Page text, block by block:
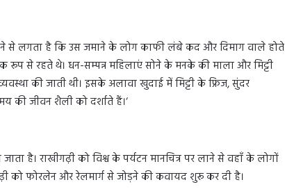
से लगता है कि उस जमाने के लोग काफी लंबे कद और दिमाग वाले होते
से रहते थे। धन-सम्पन्न महिलाएं सोने के मनके की माला और मिट्टी
की जाती थी। इसके अलावा खुदाई में मिट्टी के फ्रिज, सुंदर
की जीवन शैली को दर्शाते हैं।‘
है। राखीगढ़ी को विश्व के पर्यटन मानचित्र पर लाने से वहाँ के लोगों
को फोरलेन और रेलमार्ग से जोड़ने की कवायद शुरू कर दी है।